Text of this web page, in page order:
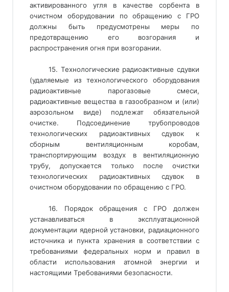
активированного угля в качестве сорбента в
очистном оборудовании по обращению с ГРО
должны быть предусмотрены меры по
предотвращению его возгорания и
распространения огня при возгорании.
15. Технологические радиоактивные сдувки
(удаляемые из технологического оборудования
радиоактивные парогазовые смеси,
радиоактивные вещества в газообразном и (или)
аэрозольном виде) подлежат обязательной
очистке. Подсоединение трубопроводов
технологических радиоактивных сдувок к
сборным вентиляционным коробам,
транспортирующим воздух в вентиляционную
трубу, допускается только после очистки
технологических радиоактивных сдувок в
очистном оборудовании по обращению с ГРО.
16. Порядок обращения с ГРО должен
устанавливаться в эксплуатационной
документации ядерной установки, радиационного
источника и пункта хранения в соответствии с
требованиями федеральных норм и правил в
области использования атомной энергии и
настоящими Требованиями безопасности.